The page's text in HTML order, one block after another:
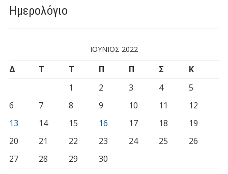
Ημερολόγιο
ΙΟΎΝΙΟΣ 2022
Δ Τ Τ Π Π Σ
Κ
1
2 3 4
5
6
7 8 9 10 11
12
13
14 15 16 17 18
19
20
21 22 23 24 25
26
27
28 29 30